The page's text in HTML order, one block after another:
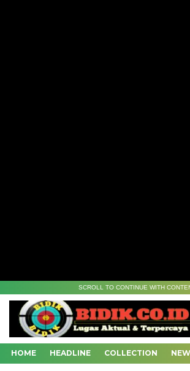
SCROLL TO CONTINUE WITH
HOME HEADLINE COLLECTION